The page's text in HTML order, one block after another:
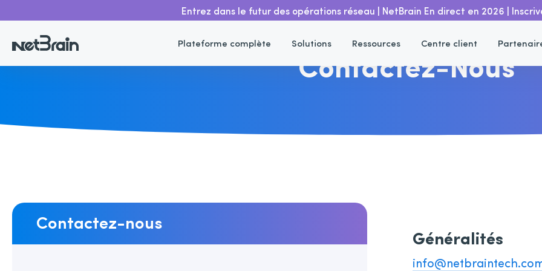
Entrez dans le futur des opérations réseau | NetBrain En direct en 2026 |
Plateforme complète Solutions Ressources Centre client
Contactez-Nous
Contactez-nous
Généralités